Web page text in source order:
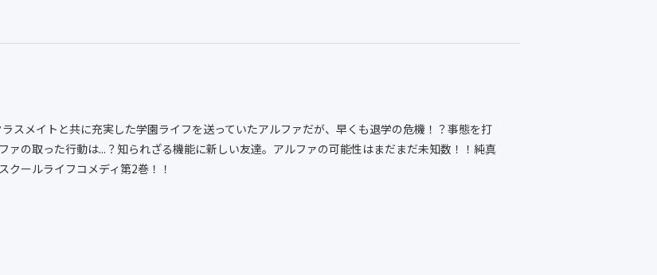
スメイトと共に充実した学園ライフを送っていたアルファだが、早くも退学の危機！？事態を打
ァの取った行動は...？知られざる機能に新しい友達。アルファの可能性はまだまだ未知数！！純真
クールライフコメディ第2巻！！